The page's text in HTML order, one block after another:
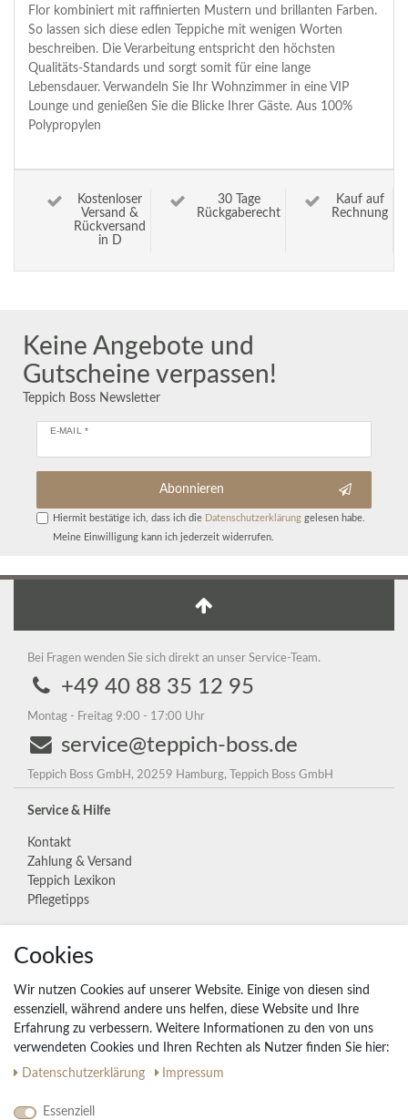
Flor kombiniert mit raffinierten Mustern und brillanten Farben.
So lassen sich diese edlen Teppiche mit wenigen Worten
beschreiben. Die Verarbeitung entspricht den höchsten
Qualitäts-Standards und sorgt somit für eine lange
Lebensdauer. Verwandeln Sie Ihr Wohnzimmer in eine VIP
Lounge und genießen Sie die Blicke Ihrer Gäste. Aus 100%
Polypropylen
Kostenloser
Versand &
Rückversand
in D
30 Tage
Rückgaberecht
Kauf auf
Rechnung
Keine Angebote und
Gutscheine verpassen!
Teppich Boss Newsletter
E-MAIL *
Abonnieren
Hiermit bestätige ich, dass ich die Daten­schutz­erklärunggelesen habe.
Meine Einwilligung kann ich jederzeit widerrufen.
Bei Fragen wenden Sie sich direkt an unser Service-Team.
+49 40 88 35 12 95
Montag - Freitag 9:00 - 17:00 Uhr
service@teppich-boss.de
Teppich Boss GmbH, 20259 Hamburg, Teppich Boss GmbH
Service & Hilfe
Kontakt
Zahlung & Versand
Teppich Lexikon
Pflegetipps
Unternehmen
Widerrufs­recht
Vertrag widerrufen
Impressum
Daten­schutz­erklärung
AGB
Cookies
Wir nutzen Cookies auf unserer Website. Einige von diesen sind
essenziell, während andere uns helfen, diese Website und Ihre
Erfahrung zu verbessern. Weitere Informationen zu den von uns
verwendeten Cookies und Ihren Rechten als Nutzer finden Sie hier:
Daten­schutz­erklärung
Impressum
Essenziell